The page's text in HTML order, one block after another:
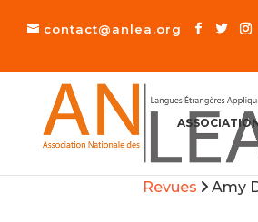
contact@anlea.org
U
E
I
Revues Amy